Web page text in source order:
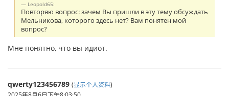
Leopold65:
Повторяю вопрос: зачем Вы пришли в эту тему обсуждать
Мельникова, которого здесь нет? Вам понятен мой
вопрос?
Мне понятно, что вы идиот.
qwerty123456789 (显示个人资料)